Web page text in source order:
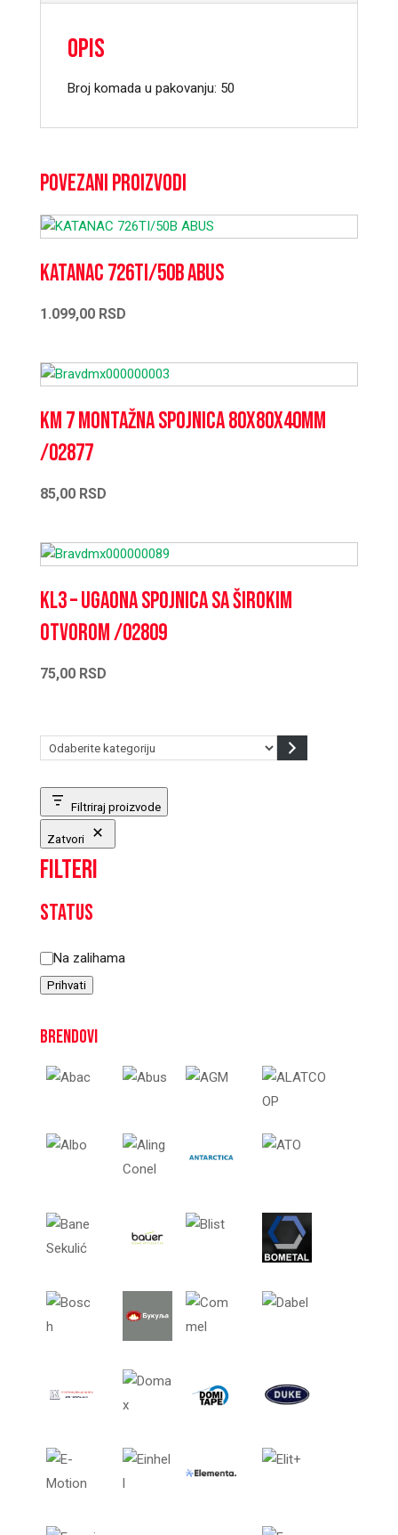
Opis
Broj komada u pakovanju: 50
Povezani proizvodi
KATANAC 726TI/50B ABUS
1.099,00 RSD
KM 7 Montažna spojnica 80x80x40mm
/02877
85,00 RSD
KL3 – Ugaona spojnica sa širokim
otvorom /02809
75,00 RSD
Odaberite
Filtriraj proizvode
Zatvori
Filteri
Status
Status
Na zalihama
Prihvati
Brendovi